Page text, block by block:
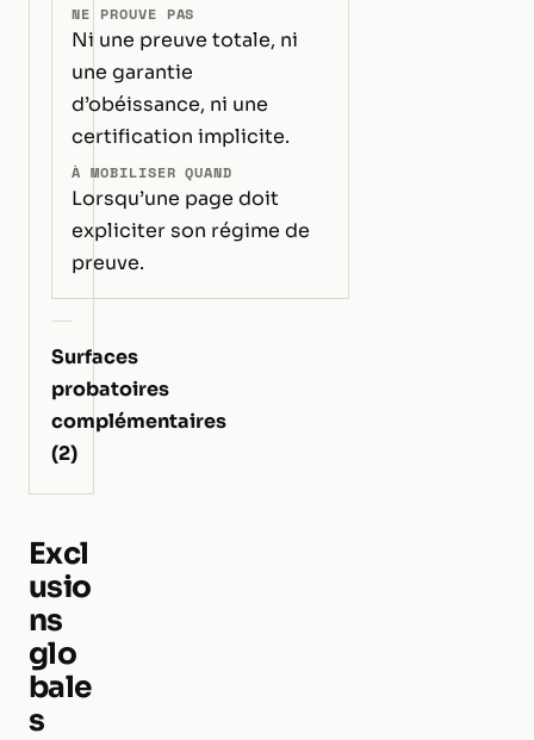
NE PROUVE PAS
Ni une preuve totale, ni
une garantie
d’obéissance, ni une
certification implicite.
À MOBILISER QUAND
Lorsqu’une page doit
expliciter son régime de
preuve.
Surfaces
probatoires
complémentaires
(2)
Excl
usio
ns
glo
bale
s